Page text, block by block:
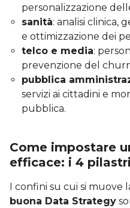
personalizzazione
sanità: analisi clinica,
e ottimizzazione dei
telco e media:
prevenzione del
pubblica
servizi ai cittadini e
pubblica.
Come impostare
efficace: i 4
I confini su cui si muove
buona Data Strategy